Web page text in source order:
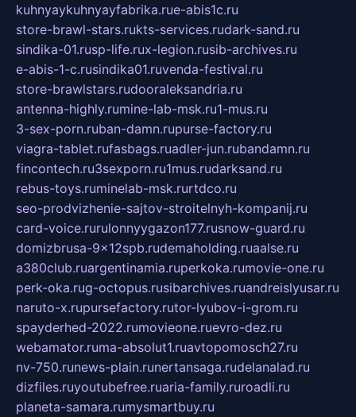
kuhnyaykuhnyayfabrika.rue-abis1c.ru
store-brawl-stars.rukts-services.rudark-sand.ru
sindika-01.rusp-life.rux-legion.rusib-archives.ru
e-abis-1-c.rusindika01.ruvenda-festival.ru
store-brawlstars.rudooraleksandria.ru
antenna-highly.rumine-lab-msk.ru1-mus.ru
3-sex-porn.ruban-damn.rupurse-factory.ru
viagra-tablet.rufasbags.ruadler-jun.rubandamn.ru
fincontech.ru3sexporn.ru1mus.rudarksand.ru
rebus-toys.ruminelab-msk.rurtdco.ru
seo-prodvizhenie-sajtov-stroitelnyh-kompanij.ru
card-voice.rurulonnyygazon177.rusnow-guard.ru
domizbrusa-9x12spb.rudemaholding.ruaalse.ru
a380club.ruargentinamia.ruperkoka.rumovie-one.ru
perk-oka.rug-octopus.rusibarchives.ruandreislyusar.ru
naruto-x.rupursefactory.rutor-lyubov-i-grom.ru
spayderhed-2022.rumovieone.ruevro-dez.ru
webamator.ruma-absolut1.ruavtopomosch27.ru
nv-750.runews-plain.runertansaga.rudelanalad.ru
dizfiles.ruyoutubefree.ruaria-family.ruroadli.ru
planeta-samara.rumysmartbuy.ru